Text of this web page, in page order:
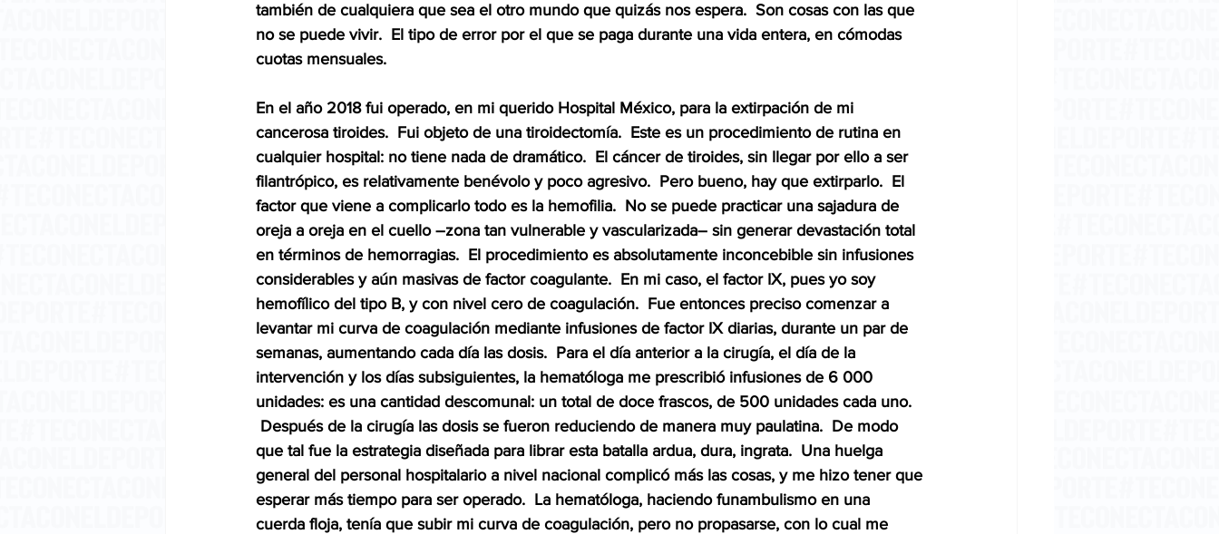
también de cualquiera que sea el otro mundo que quizás nos espera.  Son cosas con las que
no se puede vivir.  El tipo de error por el que se paga durante una vida entera, en cómodas
cuotas mensuales.
En el año 2018 fui operado, en mi querido Hospital México, para la extirpación de mi
cancerosa tiroides.  Fui objeto de una tiroidectomía.  Este es un procedimiento de rutina en
cualquier hospital: no tiene nada de dramático.  El cáncer de tiroides, sin llegar por ello a ser
filantrópico, es relativamente benévolo y poco agresivo.  Pero bueno, hay que extirparlo.  El
factor que viene a complicarlo todo es la hemofilia.  No se puede practicar una sajadura de
oreja a oreja en el cuello –zona tan vulnerable y vascularizada– sin generar devastación total
en términos de hemorragias.  El procedimiento es absolutamente inconcebible sin infusiones
considerables y aún masivas de factor coagulante.  En mi caso, el factor IX, pues yo soy
hemofílico del tipo B, y con nivel cero de coagulación.  Fue entonces preciso comenzar a
levantar mi curva de coagulación mediante infusiones de factor IX diarias, durante un par de
semanas, aumentando cada día las dosis.  Para el día anterior a la cirugía, el día de la
intervención y los días subsiguientes, la hematóloga me prescribió infusiones de 6 000
unidades: es una cantidad descomunal: un total de doce frascos, de 500 unidades cada uno.
Después de la cirugía las dosis se fueron reduciendo de manera muy paulatina.  De modo
que tal fue la estrategia diseñada para librar esta batalla ardua, dura, ingrata.  Una huelga
general del personal hospitalario a nivel nacional complicó más las cosas, y me hizo tener que
esperar más tiempo para ser operado.  La hematóloga, haciendo funambulismo en una
cuerda floja, tenía que subir mi curva de coagulación, pero no propasarse, con lo cual me